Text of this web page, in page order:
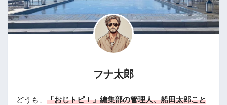
フナ太郎
どうも、 「おじトピ！」編集部の管理人、船田太郎こと